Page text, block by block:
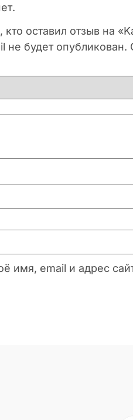
оставил отзыв на
не будет опубликован.
имя, email и адрес